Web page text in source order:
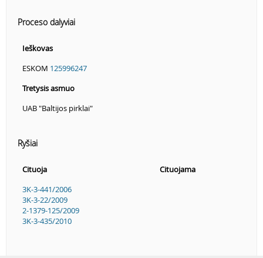
Proceso dalyviai
Ieškovas
ESKOM 125996247
Tretysis asmuo
UAB "Baltijos pirklai"
Ryšiai
Cituoja
Cituojama
3K-3-441/2006
3K-3-22/2009
2-1379-125/2009
3K-3-435/2010